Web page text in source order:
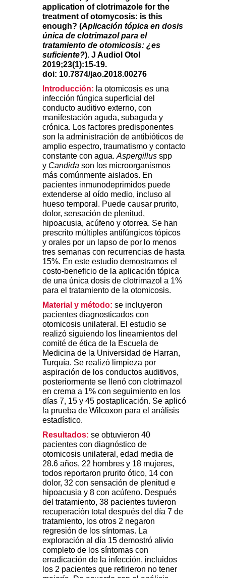
application of clotrimazole for the
treatment of otomycosis: is this
enough? (Aplicación tópica en dosis
única de clotrimazol para el
tratamiento de otomicosis: ¿es
suficiente?). J Audiol Otol
2019;23(1):15-19.
doi: 10.7874/jao.2018.00276
Introducción: la otomicosis es una
infección fúngica superficial del
conducto auditivo externo, con
manifestación aguda, subaguda y
crónica. Los factores predisponentes
son la administración de antibióticos de
amplio espectro, traumatismo y contacto
constante con agua. Aspergillus spp
y Candida son los microorganismos
más comúnmente aislados. En
pacientes inmunodeprimidos puede
extenderse al oído medio, incluso al
hueso temporal. Puede causar prurito,
dolor, sensación de plenitud,
hipoacusia, acúfeno y otorrea. Se han
prescrito múltiples antifúngicos tópicos
y orales por un lapso de por lo menos
tres semanas con recurrencias de hasta
15%. En este estudio demostramos el
costo-beneficio de la aplicación tópica
de una única dosis de clotrimazol a 1%
para el tratamiento de la otomicosis.
Material y método: se incluyeron
pacientes diagnosticados con
otomicosis unilateral. El estudio se
realizó siguiendo los lineamientos del
comité de ética de la Escuela de
Medicina de la Universidad de Harran,
Turquía. Se realizó limpieza por
aspiración de los conductos auditivos,
posteriormente se llenó con clotrimazol
en crema a 1% con seguimiento en los
días 7, 15 y 45 postaplicación. Se aplicó
la prueba de Wilcoxon para el análisis
estadístico.
Resultados: se obtuvieron 40
pacientes con diagnóstico de
otomicosis unilateral, edad media de
28.6 años, 22 hombres y 18 mujeres,
todos reportaron prurito ótico, 14 con
dolor, 32 con sensación de plenitud e
hipoacusia y 8 con acúfeno. Después
del tratamiento, 38 pacientes tuvieron
recuperación total después del día 7 de
tratamiento, los otros 2 negaron
regresión de los síntomas. La
exploración al día 15 demostró alivio
completo de los síntomas con
erradicación de la infección, incluidos
los 2 pacientes que refirieron no tener